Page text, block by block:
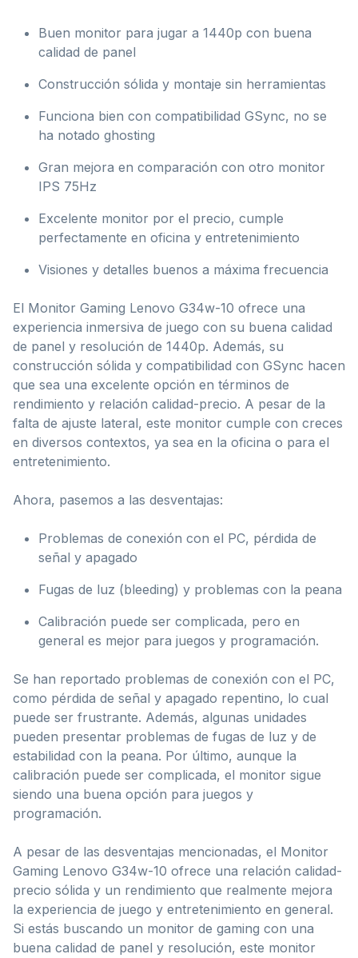
Buen monitor para jugar a 1440p con buena
calidad de panel
Construcción sólida y montaje sin herramientas
Funciona bien con compatibilidad GSync, no se
ha notado ghosting
Gran mejora en comparación con otro monitor
IPS 75Hz
Excelente monitor por el precio, cumple
perfectamente en oficina y entretenimiento
Visiones y detalles buenos a máxima frecuencia
El Monitor Gaming Lenovo G34w-10 ofrece una
experiencia inmersiva de juego con su buena calidad
de panel y resolución de 1440p. Además, su
construcción sólida y compatibilidad con GSync hacen
que sea una excelente opción en términos de
rendimiento y relación calidad-precio. A pesar de la
falta de ajuste lateral, este monitor cumple con creces
en diversos contextos, ya sea en la oficina o para el
entretenimiento.
Ahora, pasemos a las desventajas:
Problemas de conexión con el PC, pérdida de
señal y apagado
Fugas de luz (bleeding) y problemas con la peana
Calibración puede ser complicada, pero en
general es mejor para juegos y programación.
Se han reportado problemas de conexión con el PC,
como pérdida de señal y apagado repentino, lo cual
puede ser frustrante. Además, algunas unidades
pueden presentar problemas de fugas de luz y de
estabilidad con la peana. Por último, aunque la
calibración puede ser complicada, el monitor sigue
siendo una buena opción para juegos y
programación.
A pesar de las desventajas mencionadas, el Monitor
Gaming Lenovo G34w-10 ofrece una relación calidad-
precio sólida y un rendimiento que realmente mejora
la experiencia de juego y entretenimiento en general.
Si estás buscando un monitor de gaming con una
buena calidad de panel y resolución, este monitor